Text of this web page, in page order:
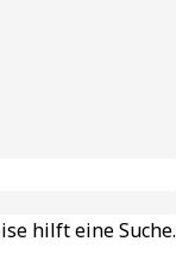
hilft eine Suche.